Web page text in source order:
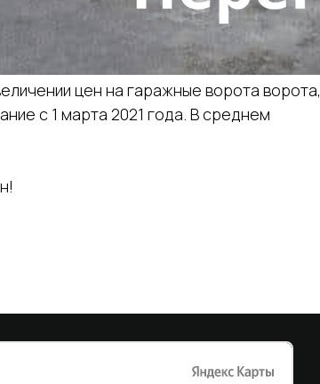
цен на гаражные ворота ворота,
с 1 марта 2021 года. В среднем